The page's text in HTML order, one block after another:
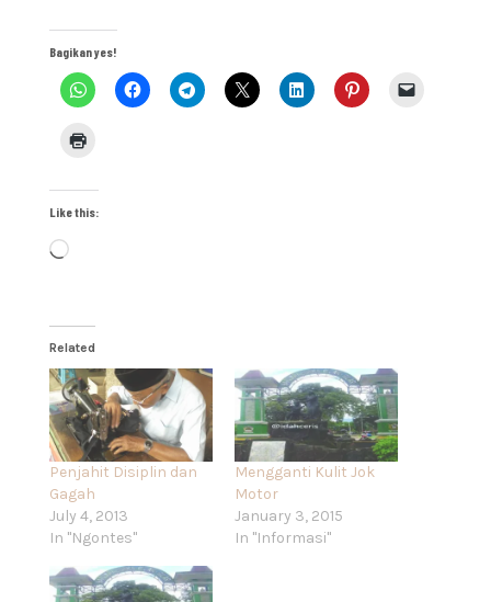
Bagikan yes!
Like this:
Loading…
Related
Penjahit Disiplin dan
Gagah
July 4, 2013
In "Ngontes"
Mengganti Kulit Jok
Motor
January 3, 2015
In "Informasi"